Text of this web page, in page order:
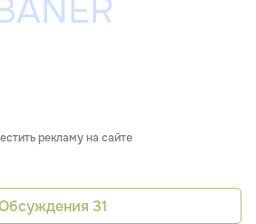
рекламу на сайте
31